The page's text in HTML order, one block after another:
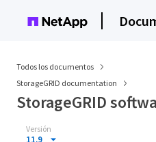
Todos los documentos
StorageGRID documentation
StorageGRID
Versión
11.9